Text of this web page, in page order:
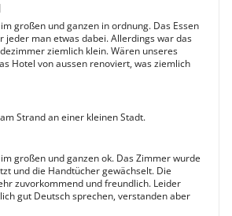
großen und ganzen in ordnung. Das Essen
jeder man etwas dabei. Allerdings war das
ziemlich klein. Wären unseres
Hotel von aussen renoviert, was ziemlich
Strand an einer kleinen Stadt.
großen und ganzen ok. Das Zimmer wurde
und die Handtücher gewächselt. Die
zuvorkommend und freundlich. Leider
gut Deutsch sprechen, verstanden aber